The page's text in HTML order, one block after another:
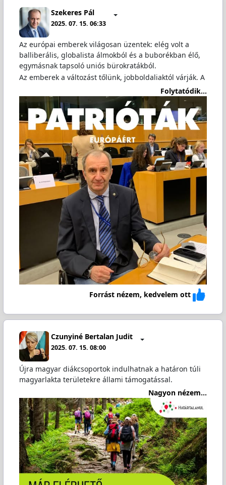
Szekeres Pál
2025. 07. 15. 06:33
Az európai emberek világosan üzentek: elég volt a
balliberális, globalista álmokból és a buborékban élő,
egymásnak tapsoló uniós bürokratákból.
Az emberek a változást tőlünk, jobboldaliaktól várják. A
Folytatódik...
Forrást nézem, kedvelem ott
Czunyiné Bertalan Judit
2025. 07. 15. 08:00
Újra magyar diákcsoportok indulhatnak a határon túli
magyarlakta területekre állami támogatással.
Nagyon nézem...